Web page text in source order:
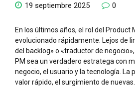
19 septiembre 2025 0
En los últimos años, el rol del Product
evolucionado rápidamente. Lejos de
del backlog» o «traductor de
PM sea un verdadero estratega con
negocio, el usuario y la tecnología. La
valor rápido, el surgimiento de nuevas...